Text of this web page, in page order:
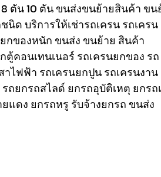
8 ตัน 10 ตัน ขนส่งขนย้ายสินค้า ขน
นิดบริการให้เช่ารถเครน รถเครน
กของหนัก ขนส่ง ขนย้าย สินค้า
ตู้คอนเทนเนอร์ รถเครนยกของ รถ
าไฟฟ้า รถเครนยกปูน รถเครนงาน
ถยกรถสไลด์ ยกรถอุบัติเหตุ ยกรถ
ดง ยกรถหรู รับจ้างยกรถ ขนส่ง